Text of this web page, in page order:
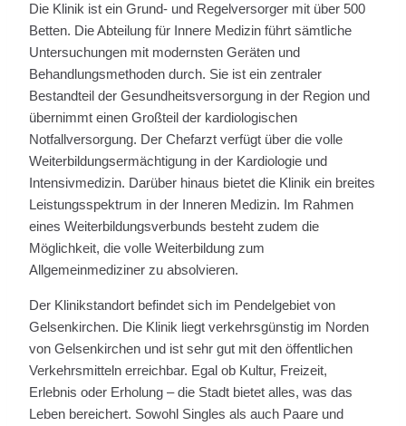
Die Klinik ist ein Grund- und Regelversorger mit über 500
Betten. Die Abteilung für Innere Medizin führt sämtliche
Untersuchungen mit modernsten Geräten und
Behandlungsmethoden durch. Sie ist ein zentraler
Bestandteil der Gesundheitsversorgung in der Region und
übernimmt einen Großteil der kardiologischen
Notfallversorgung. Der Chefarzt verfügt über die volle
Weiterbildungsermächtigung in der Kardiologie und
Intensivmedizin. Darüber hinaus bietet die Klinik ein breites
Leistungsspektrum in der Inneren Medizin. Im Rahmen
eines Weiterbildungsverbunds besteht zudem die
Möglichkeit, die volle Weiterbildung zum
Allgemeinmediziner zu absolvieren.
Der Klinikstandort befindet sich im Pendelgebiet von
Gelsenkirchen. Die Klinik liegt verkehrsgünstig im Norden
von Gelsenkirchen und ist sehr gut mit den öffentlichen
Verkehrsmitteln erreichbar. Egal ob Kultur, Freizeit,
Erlebnis oder Erholung – die Stadt bietet alles, was das
Leben bereichert. Sowohl Singles als auch Paare und